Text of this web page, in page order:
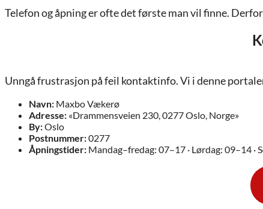
Telefon og åpning er ofte det første man vil finne.
Unngå frustrasjon på feil kontaktinfo. Vi i denne
Navn: Maxbo Vækerø
Adresse: «Drammensveien 230, 0277 Oslo, Norge»
By:Oslo
Postnummer:0277
Åpningstider: Mandag–fredag: 07–17 · Lørdag: 09–14 ·